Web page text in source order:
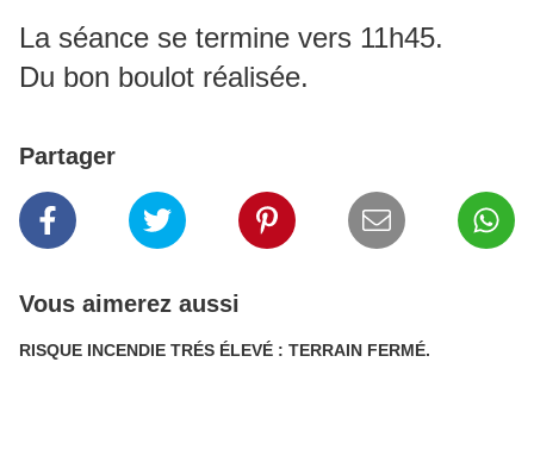
La séance se termine vers 11h45.
Du bon boulot réalisée.
Partager
Vous aimerez aussi
RISQUE INCENDIE TRÉS ÉLEVÉ : TERRAIN FERMÉ.